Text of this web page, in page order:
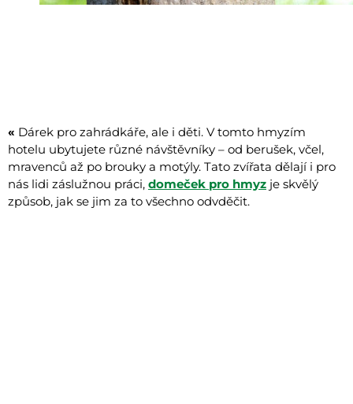
« Dárek pro zahrádkáře, ale i děti. V tomto hmyzím
hotelu ubytujete různé návštěvníky – od berušek, včel,
mravenců až po brouky a motýly. Tato zvířata dělají i pro
nás lidi záslužnou práci, domeček pro hmyz je skvělý
způsob, jak se jim za to všechno odvděčit.